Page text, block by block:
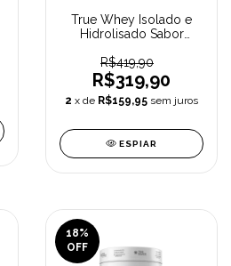
True Whey Isolado e
Hidrolisado Sabor
(837 g) TRUE SOURCE +
Ganhe Coqueteleira
R$419,90
R$319,90
2 x de R$159,95 sem juros
ESPIAR
18%
OFF